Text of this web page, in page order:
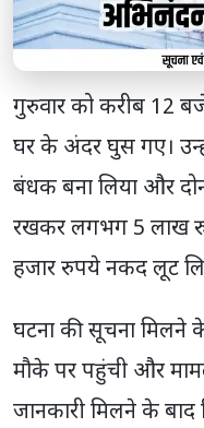
गुरुवार को करीब 12
घर के अंदर घुस गए।
बंधक बना लिया और
रखकर लगभग 5 लाख
हजार रुपये नकद लूट
घटना की सूचना मिलने
मौके पर पहुंची और
जानकारी मिलने के बाद